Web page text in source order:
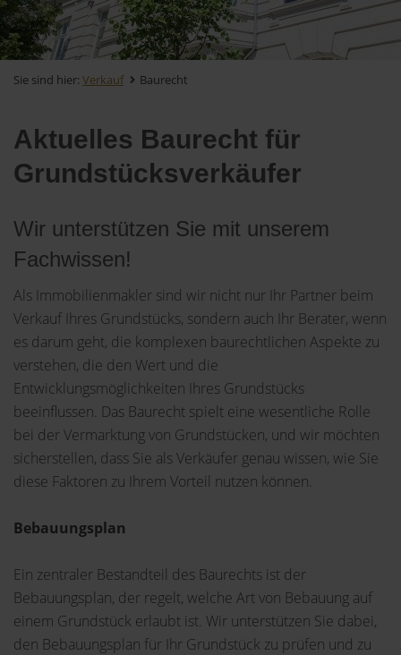
Sie sind hier: Verkauf Baurecht
Aktuelles Baurecht für
Grundstücksverkäufer
Wir unterstützen Sie mit unserem
Fachwissen!
Als Immobilienmakler sind wir nicht nur Ihr Partner beim
Verkauf Ihres Grundstücks, sondern auch Ihr Berater, wenn
es darum geht, die komplexen baurechtlichen Aspekte zu
verstehen, die den Wert und die
Entwicklungsmöglichkeiten Ihres Grundstücks
beeinflussen. Das Baurecht spielt eine wesentliche Rolle
bei der Vermarktung von Grundstücken, und wir möchten
sicherstellen, dass Sie als Verkäufer genau wissen, wie Sie
diese Faktoren zu Ihrem Vorteil nutzen können.
Bebauungsplan
Ein zentraler Bestandteil des Baurechts ist der
Bebauungsplan, der regelt, welche Art von Bebauung auf
einem Grundstück erlaubt ist. Wir unterstützen Sie dabei,
den Bebauungsplan für Ihr Grundstück zu prüfen und zu